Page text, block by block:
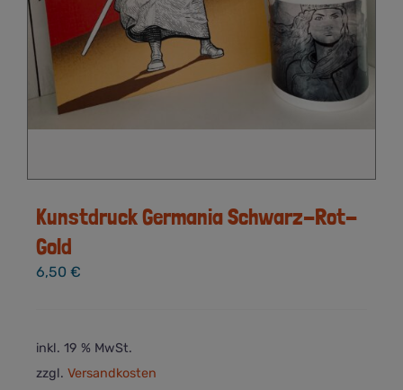
Kunstdruck Germania Schwarz-Rot-
Gold
6,50 €
inkl. 19 % MwSt.
zzgl. Versandkosten